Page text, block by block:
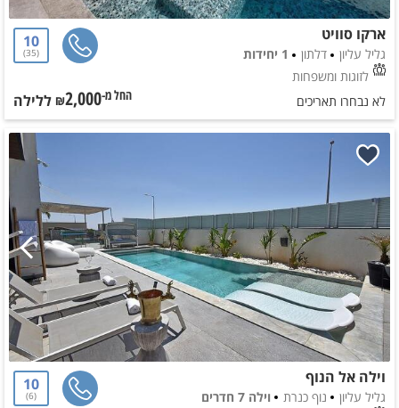
ארקו סוויט
גליל עליון דלתון
1 יחידות
לזוגות ומשפחות
10
35
לא נבחרו תאריכים החל מ-₪2,000 ללילה
וילה אל הנוף
גליל עליון נוף כנרת
וילה 7 חדרים
10
6